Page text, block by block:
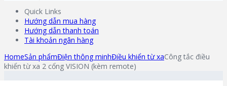
Quick Links
Hướng dẫn mua hàng
Hướng dẫn thanh toán
Tài khoản ngân hàng
HomeSản phẩmĐiện thông minhĐiều khiển từ xaCông tắc điều
khiển từ xa 2 cổng VISION (kèm remote)